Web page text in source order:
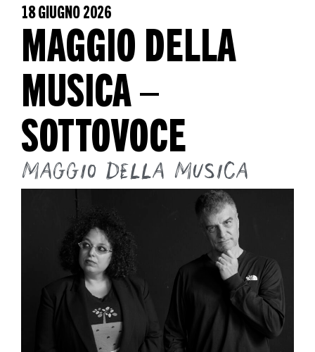
18 GIUGNO 2026
MAGGIO DELLA
MUSICA –
SOTTOVOCE
Maggio della Musica